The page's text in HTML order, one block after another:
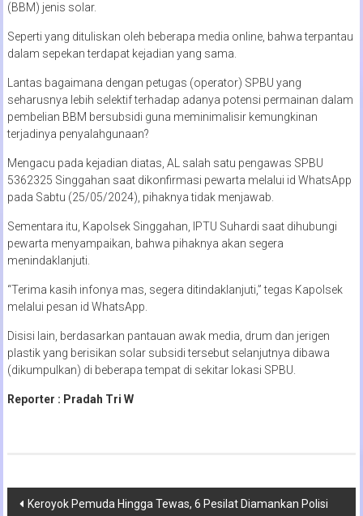
(BBM) jenis solar.
Seperti yang dituliskan oleh beberapa media online, bahwa terpantau
dalam sepekan terdapat kejadian yang sama.
Lantas bagaimana dengan petugas (operator) SPBU yang
seharusnya lebih selektif terhadap adanya potensi permainan dalam
pembelian BBM bersubsidi guna meminimalisir kemungkinan
terjadinya penyalahgunaan?
Mengacu pada kejadian diatas, AL salah satu pengawas SPBU
5362325 Singgahan saat dikonfirmasi pewarta melalui id WhatsApp
pada Sabtu (25/05/2024), pihaknya tidak menjawab.
Sementara itu, Kapolsek Singgahan, IPTU Suhardi saat dihubungi
pewarta menyampaikan, bahwa pihaknya akan segera
menindaklanjuti.
“Terima kasih infonya mas, segera ditindaklanjuti,” tegas Kapolsek
melalui pesan id WhatsApp.
Disisi lain, berdasarkan pantauan awak media, drum dan jerigen
plastik yang berisikan solar subsidi tersebut selanjutnya dibawa
(dikumpulkan) di beberapa tempat di sekitar lokasi SPBU.
Reporter : Pradah Tri W
Navigasi
Keroyok Pemuda Hingga Tewas, 6 Pesilat Diamankan Polisi